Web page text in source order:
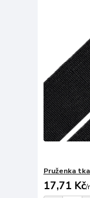
Pruženka
17,71 Kč/